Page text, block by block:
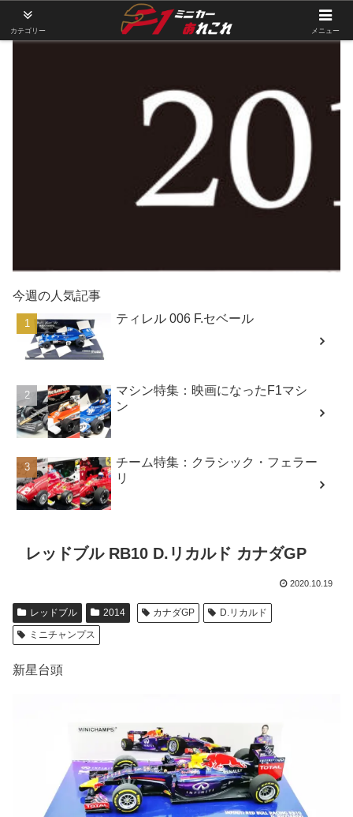
今週の人気記事
ティレル 006 F.セベール
マシン特集：映画になったF1マシ
ン
チーム特集：クラシック・フェラー
リ
レッドブル RB10 D.リカルド カナダGP
2020.10.19
レッドブル 2014 カナダGP
D.リカルド
ミニチャンプス
新星台頭
カテゴリー メニュー